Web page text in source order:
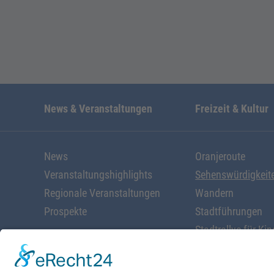
News & Veranstaltungen
News
Veranstaltungshighlights
Regionale Veranstaltungen
Prospekte
Freizeit & Kultur
Oranjeroute
Wandern
Stadtführungen
Stadtrallye für